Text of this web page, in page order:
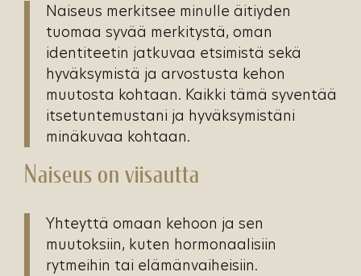
Naiseus merkitsee minulle äitiyden
tuomaa syvää merkitystä, oman
identiteetin jatkuvaa etsimistä sekä
hyväksymistä ja arvostusta kehon
muutosta kohtaan. Kaikki tämä syventää
itsetuntemustani ja hyväksymistäni
minäkuvaa kohtaan.
Naiseus on viisautta
Yhteyttä omaan kehoon ja sen
muutoksiin, kuten hormonaalisiin
rytmeihin tai elämänvaiheisiin.